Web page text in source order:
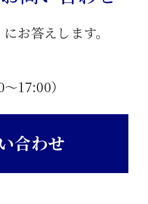
お答えします。
〜17:00）
合わせ